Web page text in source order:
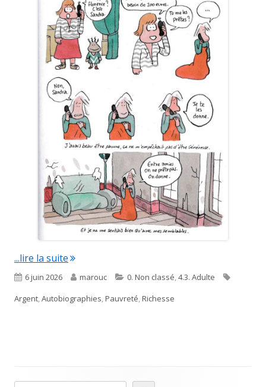
...lire la suite"Jeune et fauchée"
Published
on
6 juin 2026 Author
marouc Categories
0. Non classé 4.3. Adulte
Argent Autobiographies Pauvreté Richesse